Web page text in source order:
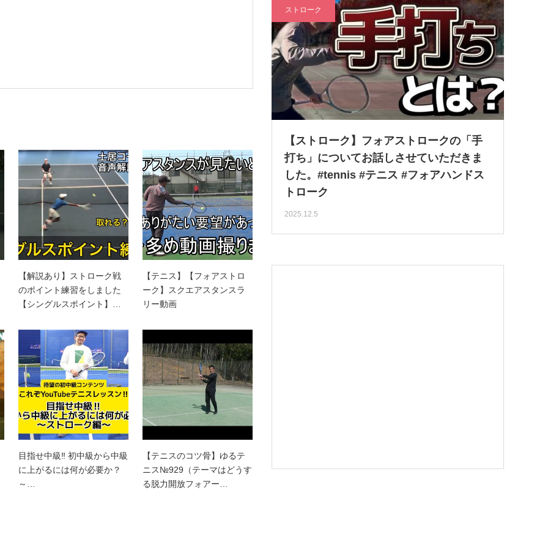
【解説あり】ストローク戦
のポイント練習をしました
【シングルスポイント】…
【テニス】【フォアストロ
ーク】スクエアスタンスラ
リー動画
目指せ中級‼ 初中級から中級
に上がるには何が必要か？
～…
【テニスのコツ骨】ゆるテ
ニス№929（テーマはどうす
る脱力開放フォアー…
ストローク
【ストローク】フォアストロークの「手
打ち」についてお話しさせていただきま
した。#tennis #テニス #フォアハンドス
トローク
2025.12.5